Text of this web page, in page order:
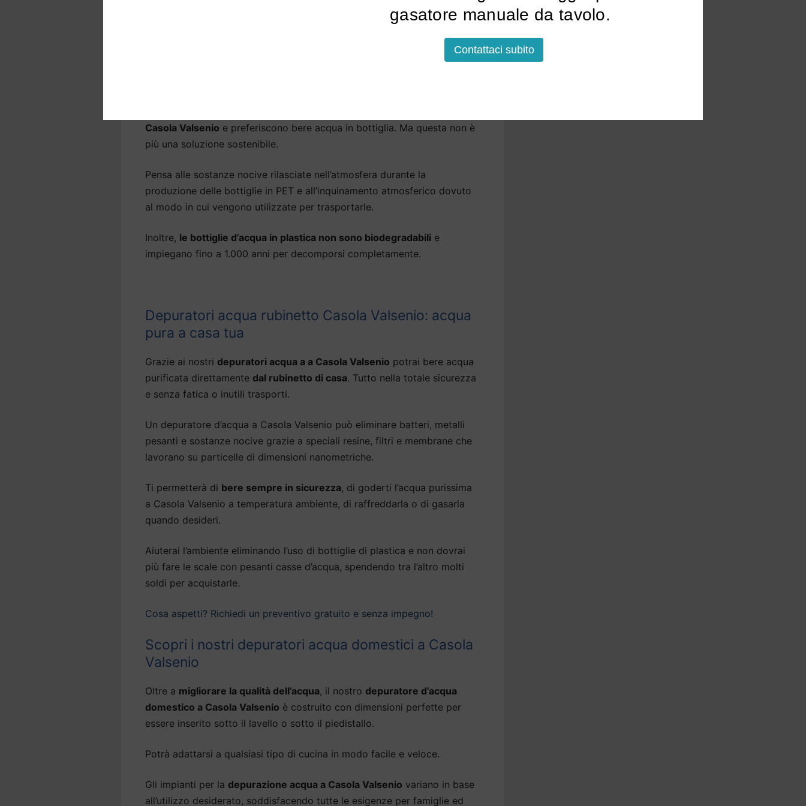
riduciamo i residui per rendere l’acqua più leggera, eliminiamo eventuali
Depuratori acqua a Casola Valsenio che aiutano
Casola Valsenio e preferiscono bere acqua in bottiglia. Ma questa non è
più una soluzione sostenibile.
Pensa alle sostanze nocive rilasciate nell’atmosfera durante la
produzione delle bottiglie in PET e all’inquinamento atmosferico dovuto
al modo in cui vengono utilizzate per trasportarle.
Inoltre, le bottiglie d’acqua in plastica non sono biodegradabili e
impiegano fino a 1.000 anni per decomporsi completamente.
Depuratori acqua rubinetto Casola Valsenio: acqua
pura a casa tua
Grazie ai nostri depuratori acqua a a Casola Valsenio potrai bere acqua
purificata direttamente dal rubinetto di casa. Tutto nella totale sicurezza
e senza fatica o inutili trasporti.
Un depuratore d’acqua a Casola Valsenio può eliminare batteri, metalli
pesanti e sostanze nocive grazie a speciali resine, filtri e membrane che
lavorano su particelle di dimensioni nanometriche.
Ti permetterà di bere sempre in sicurezza, di goderti l’acqua purissima
a Casola Valsenio a temperatura ambiente, di raffreddarla o di gasarla
quando desideri.
Aiuterai l’ambiente eliminando l’uso di bottiglie di plastica e non dovrai
più fare le scale con pesanti casse d’acqua, spendendo tra l’altro molti
soldi per acquistarle.
Cosa aspetti? Richiedi un preventivo gratuito e senza impegno!
Scopri i nostri depuratori acqua domestici a Casola
Valsenio
Oltre a migliorare la qualità dell’acqua, il nostro depuratore d’acqua
domestico a Casola Valsenio è costruito con dimensioni perfette per
essere inserito sotto il lavello o sotto il piedistallo.
Potrà adattarsi a qualsiasi tipo di cucina in modo facile e veloce.
Gli impianti per la depurazione acqua a Casola Valsenio variano in base
all’utilizzo desiderato, soddisfacendo tutte le esigenze per famiglie ed
gasatore manuale da tavolo.
Contattaci subito